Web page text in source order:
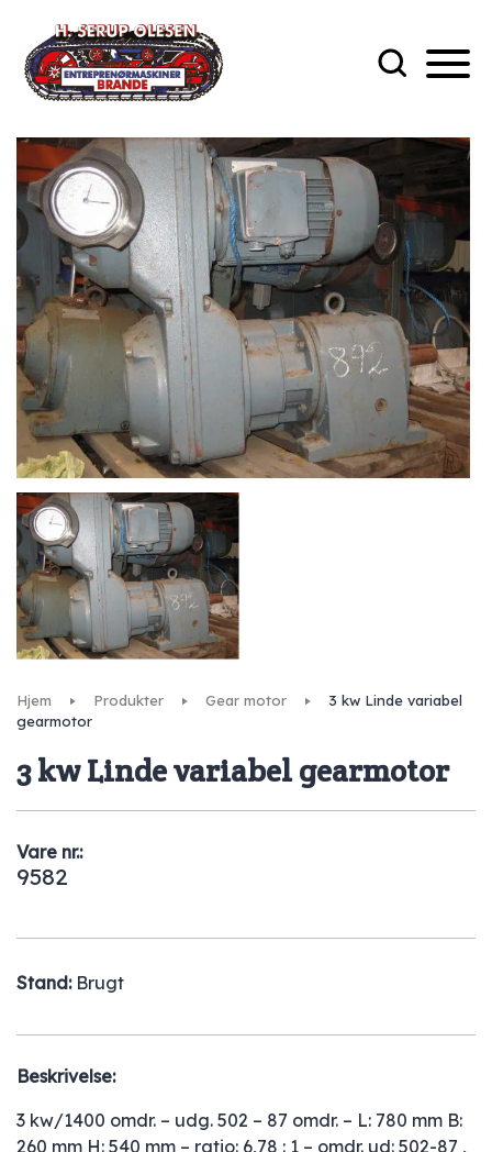
Hjem Produkter Gear motor
3 kw Linde variabel
gearmotor
3 kw Linde variabel gearmotor
Vare nr.:
9582
Stand: Brugt
Beskrivelse:
3 kw/1400 omdr. – udg. 502 – 87 omdr. – L: 780 mm B:
260 mm H: 540 mm – ratio: 6,78 : 1 – omdr. ud: 502-87 ,